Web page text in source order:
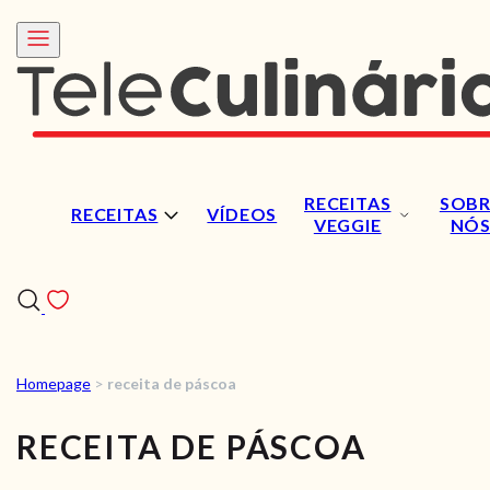
RECEITAS VÍDEOS
RECEITAS
VEGGIE
NÓS
RECEITAS
VÍDEOS
Homepage > receita de páscoa
RECEITA DE PÁSCOA